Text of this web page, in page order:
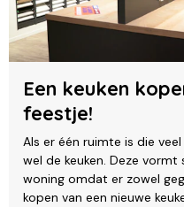
Een keuken
feestje!
Als er één ruimte is die
wel de keuken. Deze
woning omdat er zowel
kopen van een nieuwe